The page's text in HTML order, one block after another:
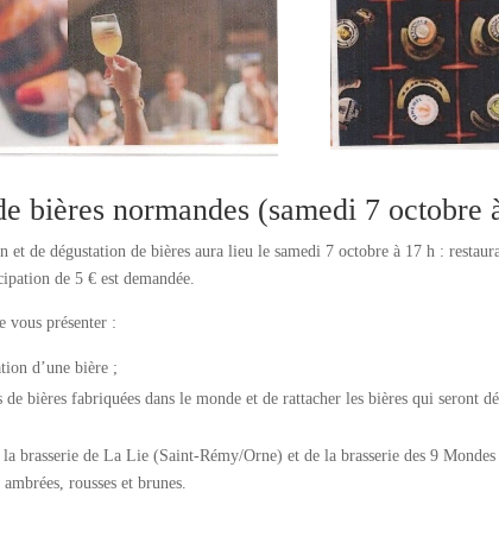
bières normandes (samedi 7 octobre
et de dégustation de bières aura lieu le samedi 7 octobre à 17 h :
de 5 € est demandée.
vous présenter :
d’une bière ;
bières fabriquées dans le monde et de rattacher les bières qui seront
la brasserie de La Lie (Saint-Rémy/Orne) et de la brasserie des 9
rousses et brunes.